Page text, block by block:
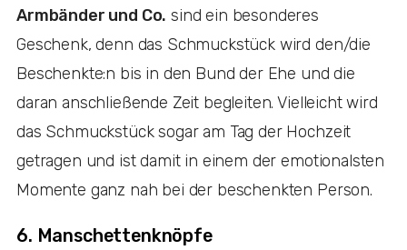
Armbänder und Co. sind ein besonderes
Geschenk, denn das Schmuckstück wird den/die
Beschenkte:n bis in den Bund der Ehe und die
daran anschließende Zeit begleiten. Vielleicht wird
das Schmuckstück sogar am Tag der Hochzeit
getragen und ist damit in einem der emotionalsten
Momente ganz nah bei der beschenkten Person.
6. Manschettenknöpfe